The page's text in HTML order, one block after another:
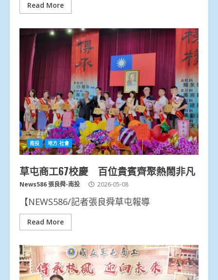
Read More
南投 地方.社會
草屯商工67校慶 百位貴賓齊聚熱鬧非凡
News586 張良舜-南投 2026-05-08
【NEWS586/記者張良舜草屯報導
Read More